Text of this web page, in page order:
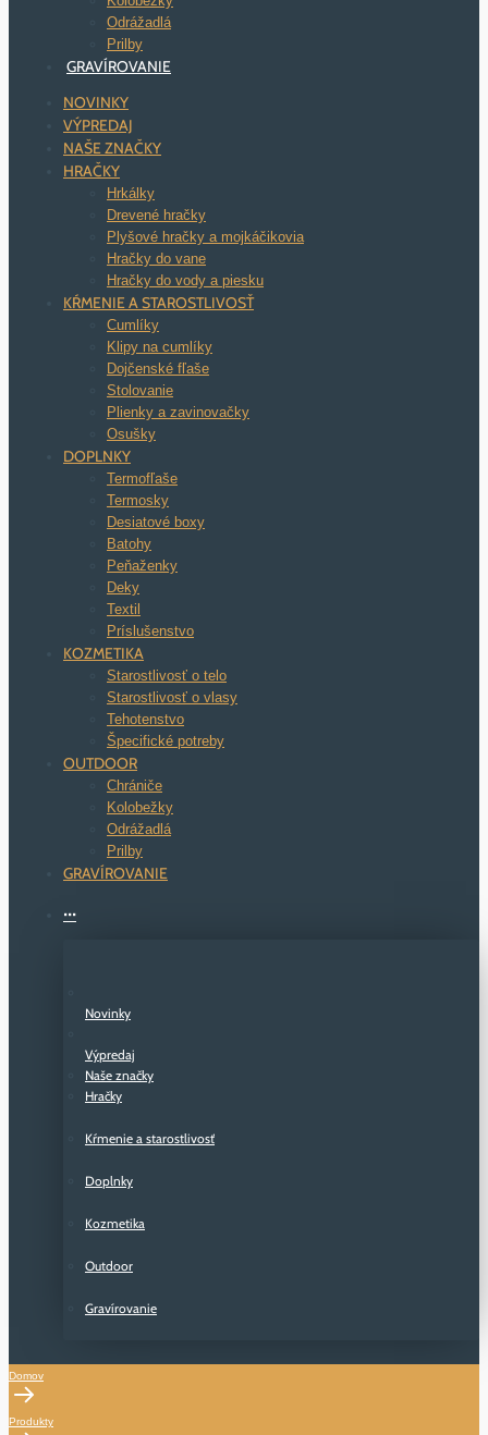
Odrážadlá
Prilby
GRAVÍROVANIE
NOVINKY
VÝPREDAJ
NAŠE ZNAČKY
HRAČKY
Hrkálky
Drevené hračky
Plyšové hračky a mojkáčikovia
Hračky do vane
Hračky do vody a piesku
KŔMENIE A STAROSTLIVOSŤ
Cumlíky
Klipy na cumlíky
Dojčenské fľaše
Stolovanie
Plienky a zavinovačky
Osušky
DOPLNKY
Termofľaše
Termosky
Desiatové boxy
Batohy
Peňaženky
Deky
Textil
Príslušenstvo
KOZMETIKA
Starostlivosť o telo
Starostlivosť o vlasy
Tehotenstvo
Špecifické potreby
OUTDOOR
Chrániče
Kolobežky
Odrážadlá
Prilby
GRAVÍROVANIE
···
Novinky
Výpredaj
Naše značky
Hračky
Kŕmenie a starostlivosť
Doplnky
Kozmetika
Outdoor
Gravírovanie
Domov
Produkty